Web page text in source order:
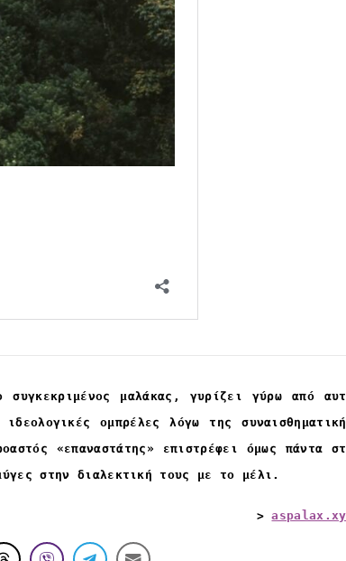
μαλάκας, γυρίζει γύρω από
ομπρέλες λόγω της
«επαναστάτης» επιστρέφει όμως πάντα
στην διαλεκτική τους με το μέλι.
>